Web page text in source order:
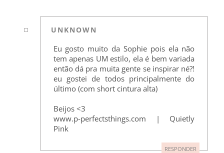
UNKNOWN
Eu gosto muito da Sophie pois ela não
tem apenas UM estilo, ela é bem variada
então dá pra muita gente se inspirar né?!
eu gostei de todos principalmente do
último (com short cintura alta)
Beijos <3
www.p-perfectsthings.com | Quietly
Pink
RESPONDER